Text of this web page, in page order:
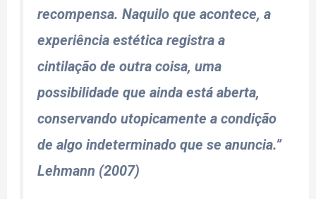
recompensa. Naquilo que acontece, a
experiência estética registra a
cintilação de outra coisa, uma
possibilidade que ainda está aberta,
conservando utopicamente a condição
de algo indeterminado que se anuncia.”
Lehmann (2007)